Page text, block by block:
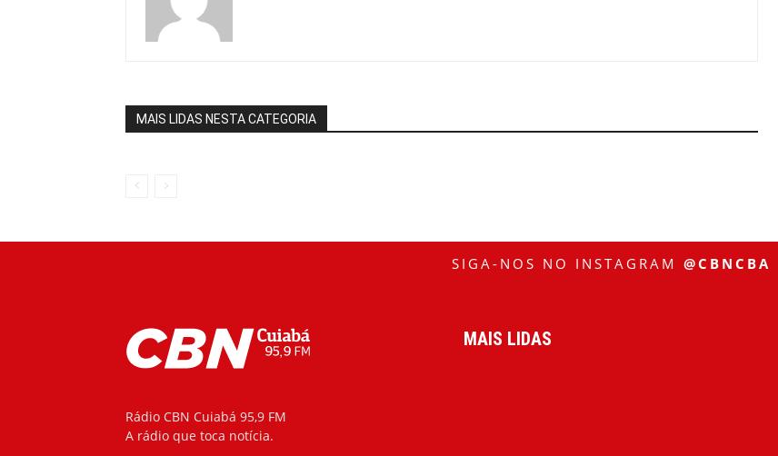
MAIS LIDAS NESTA CATEGORIA
SIGA-NOS NO INSTAGRAM @CBNCBA
Rádio CBN Cuiabá 95,9 FM
A rádio que toca notícia.
MAIS LIDAS